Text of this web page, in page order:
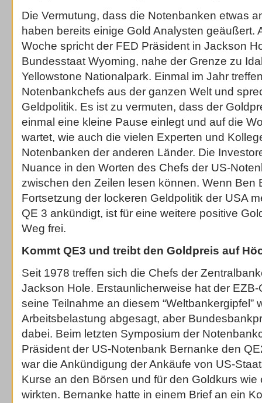
Die Vermutung, dass die Notenbanken etwas
haben bereits einige Gold Analysten geäußert.
Woche spricht der FED Präsident in Jackson
Bundesstaat Wyoming, nahe der Grenze zu
Yellowstone Nationalpark. Einmal im Jahr
Notenbankchefs aus der ganzen Welt und
Geldpolitik. Es ist zu vermuten, dass der
einmal eine kleine Pause einlegt und auf die
wartet, wie auch die vielen Experten und
Notenbanken der anderen Länder. Die
Nuance in den Worten des Chefs der US-
zwischen den Zeilen lesen können. Wenn Ben
Fortsetzung der lockeren Geldpolitik der USA
QE 3 ankündigt, ist für eine weitere positive
Weg frei.
Kommt QE3 und treibt den Goldpreis auf
Seit 1978 treffen sich die Chefs der
Jackson Hole. Erstaunlicherweise hat der
seine Teilnahme an diesem “Weltbankergipfel”
Arbeitsbelastung abgesagt, aber
dabei. Beim letzten Symposium der
Präsident der US-Notenbank Bernanke den
war die Ankündigung der Ankäufe von US-
Kurse an den Börsen und für den Goldkurs wie
wirkten. Bernanke hatte in einem Brief an ein